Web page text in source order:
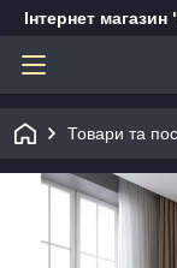
Інтернет
Товари та